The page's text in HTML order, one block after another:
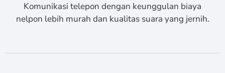
Komunikasi telepon dengan keunggulan biaya
nelpon lebih murah dan kualitas suara yang jernih.